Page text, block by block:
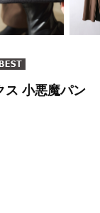
小悪魔パン